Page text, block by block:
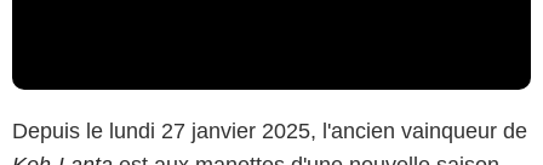
Depuis le lundi 27 janvier 2025, l'ancien vainqueur de